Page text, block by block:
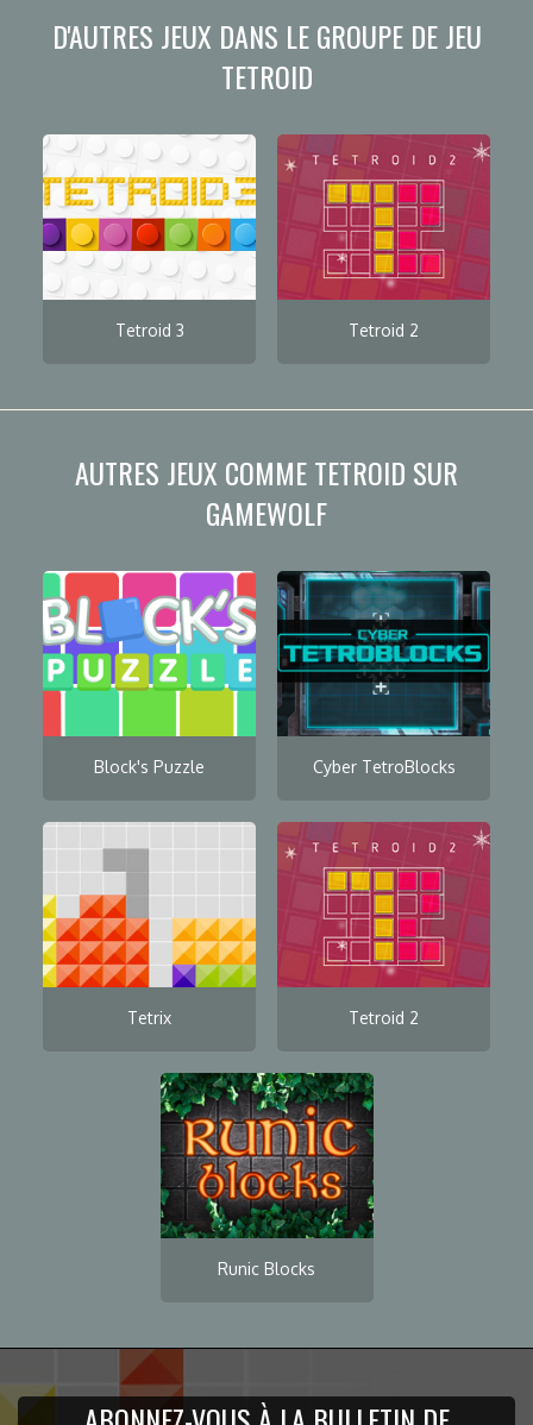
D'AUTRES JEUX DANS LE GROUPE DE JEU
TETROID
Tetroid 3 Tetroid 2
AUTRES JEUX COMME TETROID SUR
GAMEWOLF
Block's Puzzle Cyber TetroBlocks
Tetrix Tetroid 2
Runic Blocks